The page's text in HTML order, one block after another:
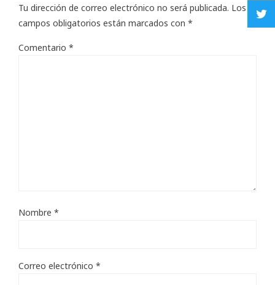
Tu dirección de correo electrónico no será publicada. Los
campos obligatorios están marcados con *
Comentario *
Nombre *
Correo electrónico *